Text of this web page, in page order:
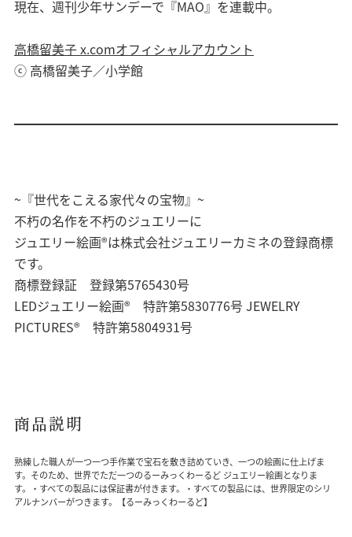
現在、週刊少年サンデーで『MAO』を連載中。
高橋留美子 x.comオフィシャルアカウント
ⓒ 高橋留美子／小学館
~『世代をこえる家代々の宝物』~
不朽の名作を不朽のジュエリーに
ジュエリー絵画®は株式会社ジュエリーカミネの登録商標
です。
商標登録証 登録第5765430号
LEDジュエリー絵画® 特許第5830776号 JEWELRY
PICTURES® 特許第5804931号
商品説明
熟練した職人が一つ一つ手作業で宝石を敷き詰めていき、一つの絵画に仕上げま
す。そのため、世界でただ一つのるーみっくわーるど ジュエリー絵画となりま
す。・すべての製品には保証書が付きます。・すべての製品には、世界限定のシリ
アルナンバーがつきます。【るーみっくわーるど】